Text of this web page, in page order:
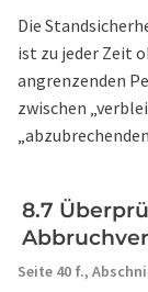
Die
ist zu jeder Zeit
angrenzenden
zwischen
8.7
Seite 40 f.,